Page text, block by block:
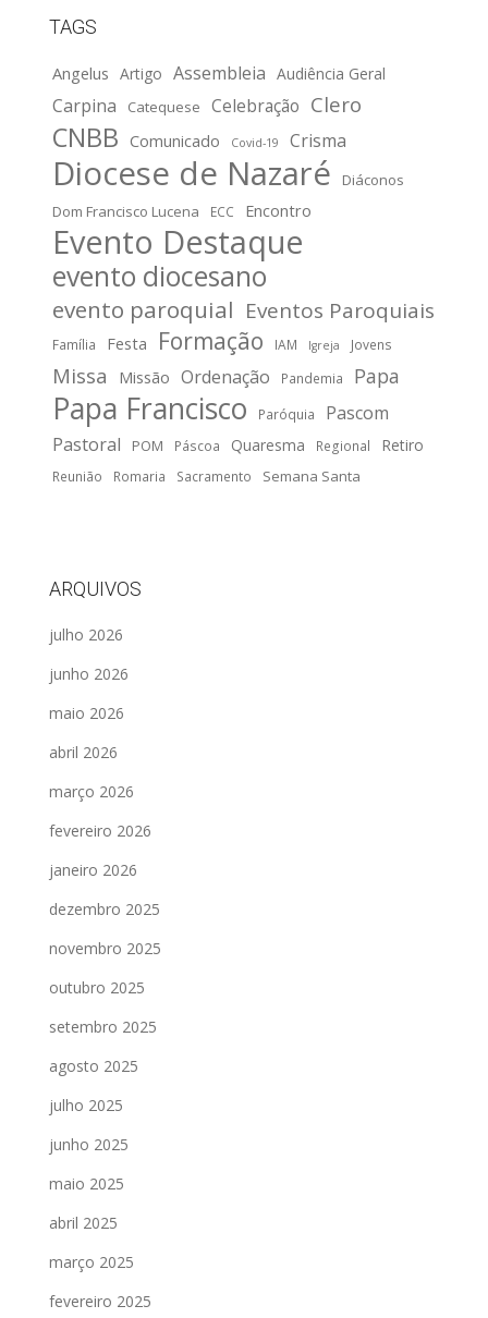
TAGS
Angelus Artigo Assembleia Audiência Geral
Carpina Catequese Celebração Clero
CNBB Comunicado Covid-19 Crisma
Diocese de Nazaré
Diáconos
Dom Francisco Lucena
ECC Encontro
Evento Destaque
evento diocesano
evento paroquial Eventos Paroquiais
Família Festa Formação IAM Igreja Jovens
Missa Missão Ordenação Pandemia Papa
Papa Francisco Paróquia
Pascom
Pastoral
POM Páscoa Quaresma Regional Retiro
Reunião Romaria Sacramento Semana Santa
ARQUIVOS
julho 2026
junho 2026
maio 2026
abril 2026
março 2026
fevereiro 2026
janeiro 2026
dezembro 2025
novembro 2025
outubro 2025
setembro 2025
agosto 2025
julho 2025
junho 2025
maio 2025
abril 2025
março 2025
fevereiro 2025